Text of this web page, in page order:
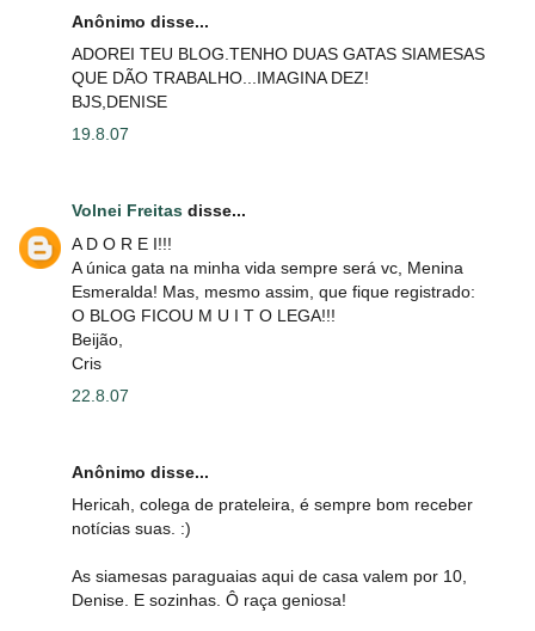
Anônimo disse...
ADOREI TEU BLOG.TENHO DUAS GATAS SIAMESAS
QUE DÃO TRABALHO...IMAGINA DEZ!
BJS,DENISE
19.8.07
Volnei Freitas disse...
A D O R E I!!!
A única gata na minha vida sempre será vc, Menina
Esmeralda! Mas, mesmo assim, que fique registrado:
O BLOG FICOU M U I T O LEGA!!!
Beijão,
Cris
22.8.07
Anônimo disse...
Hericah, colega de prateleira, é sempre bom receber
notícias suas. :)
As siamesas paraguaias aqui de casa valem por 10,
Denise. E sozinhas. Ô raça geniosa!